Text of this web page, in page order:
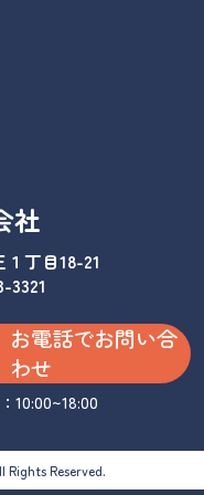
社
丁目18-21
3321
お電話でお問い合
わせ
10:00~18:00
Rights Reserved.